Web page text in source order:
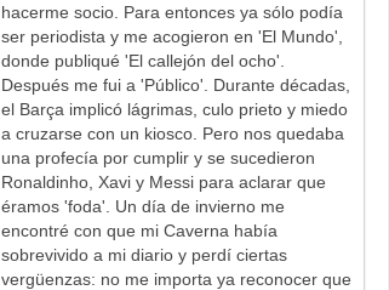
hacerme socio. Para entonces ya sólo podía
ser periodista y me acogieron en 'El Mundo',
donde publiqué 'El callejón del ocho'.
Después me fui a 'Público'. Durante décadas,
el Barça implicó lágrimas, culo prieto y miedo
a cruzarse con un kiosco. Pero nos quedaba
una profecía por cumplir y se sucedieron
Ronaldinho, Xavi y Messi para aclarar que
éramos 'foda'. Un día de invierno me
encontré con que mi Caverna había
sobrevivido a mi diario y perdí ciertas
vergüenzas: no me importa ya reconocer que